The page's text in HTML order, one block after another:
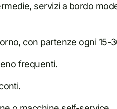
servizi a bordo
con partenze ogni 15-
frequenti.